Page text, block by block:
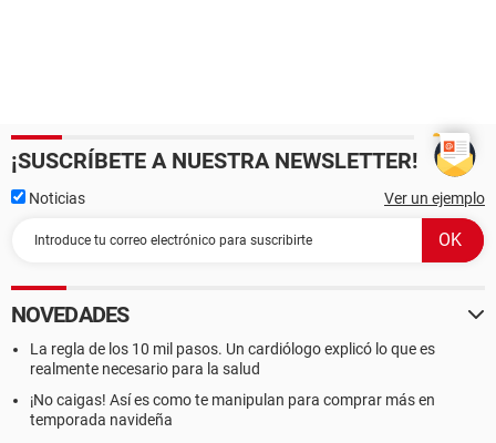
¡SUSCRÍBETE A NUESTRA NEWSLETTER!
Noticias Ver un ejemplo
NOVEDADES
La regla de los 10 mil pasos. Un cardiólogo explicó lo que es
realmente necesario para la salud
¡No caigas! Así es como te manipulan para comprar más en
temporada navideña